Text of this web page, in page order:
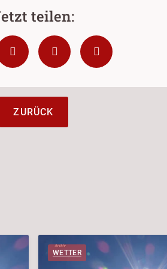
ZURÜCK
WETTER